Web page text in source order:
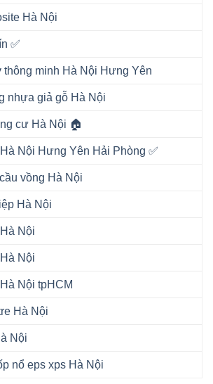
Hà Nội
✅
thông minh Hà Nội Hưng Yên
nhựa giả gỗ Hà Nội
cư Hà Nội 🏠
Nội Hưng Yên Hải Phòng ✅
vồng Hà Nội
Hà Nội
Nội
Nội
Nội tpHCM
Hà Nội
Nội
nổ eps xps Hà Nội